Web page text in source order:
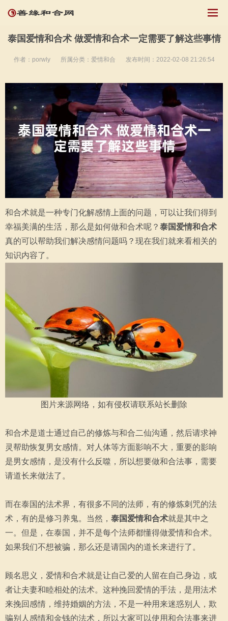
泰国爱情和合术 做爱情和合术一定需要了解这些事情
作者：porwly 所属分类： 爱情和合 发布时间：2022-02-08 21:26:54
和合术就是一种专门化解感情上面的问题，可以让我们得到
幸福美满的生活，那么是如何做和合术呢？ 泰国爱情和合术
真的可以帮助我们解决感情问题吗？现在我们就来看相关的
知识内容了。
图片来源网络，如有侵权请联系站长删除
和合术是道士通过自己的修炼与和合二仙沟通，然后请求神
灵帮助恢复男女感情。对人体等方面影响不大，重要的影响
是男女感情，是没有什么反噬，所以想要做和合法事，需要
请道长来做法了。
而在泰国的法术界，有很多不同的法师，有的修炼刺咒的法
术，有的是修习养鬼。当然， 泰国爱情和合术就是其中之
一。但是，在泰国，并不是每个法师都懂得做爱情和合术。
如果我们不想被骗，那么还是请国内的道长来进行了。
顾名思义，爱情和合术就是让自己爱的人留在自己身边，或
者让夫妻和睦相处的法术。这种挽回爱情的手法，是用法术
来挽回感情，维持婚姻的方法，不是一种用来迷惑别人，欺
骗别人感情和金钱的法术，所以大家可以使用和合法事来进